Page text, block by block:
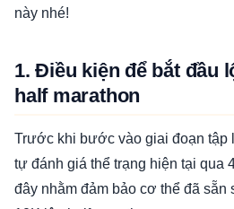
này nhé!
1. Điều kiện để bắt đầu
half marathon
Trước khi bước vào giai đoạn tập
tự đánh giá thể trạng hiện tại qua
đây nhằm đảm bảo cơ thể đã